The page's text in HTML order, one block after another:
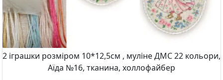
2 іграшки розміром 10*12,5см , муліне ДМС 22 кольори,
Аїда №16, тканина, холлофайбер